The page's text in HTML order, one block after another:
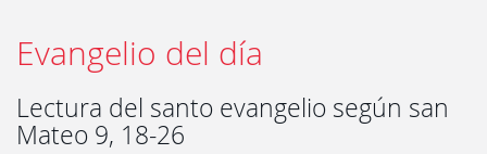
Evangelio del día
Lectura del santo evangelio según san
Mateo 9, 18-26